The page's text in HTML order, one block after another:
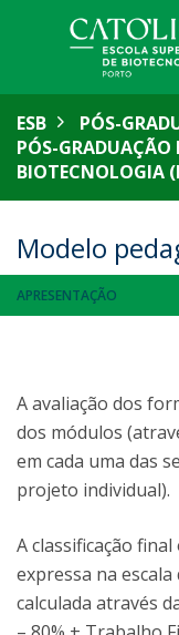
ESB
PÓS-
PÓS-GRADUAÇÃO
BIOTECNOLOGIA
Modelo
APRESENTAÇÃO
A avaliação dos
dos módulos
em cada uma das
projeto individual).
A classificação
expressa na
calculada através